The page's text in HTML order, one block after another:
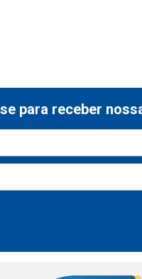
para receber